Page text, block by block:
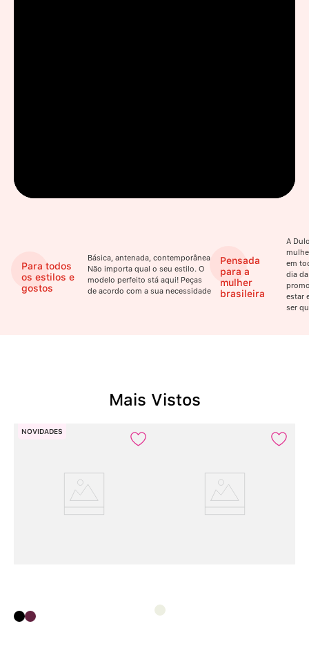
Para todos
os estilos e
gostos
Básica, antenada, contemporânea.
Não importa qual o seu estilo. O
modelo perfeito stá aqui! Peças
de acordo com a sua necessidade
Pensada
para a
mulher
brasileira
A
em
dia
estar
ser
Mais Vistos
NOVIDADES